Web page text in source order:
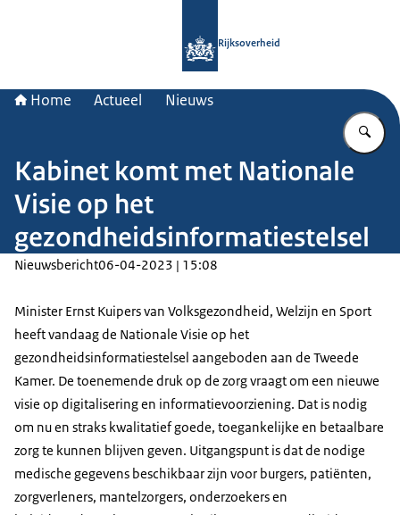
Rijksoverheid
Home Actueel Nieuws
Kabinet komt met Nationale
Visie op het
gezondheidsinformatiestelsel
Nieuwsbericht06-04-2023 | 15:08
Minister Ernst Kuipers van Volksgezondheid, Welzijn en Sport
heeft vandaag de Nationale Visie op het
gezondheidsinformatiestelsel aangeboden aan de Tweede
Kamer. De toenemende druk op de zorg vraagt om een nieuwe
visie op digitalisering en informatievoorziening. Dat is nodig
om nu en straks kwalitatief goede, toegankelijke en betaalbare
zorg te kunnen blijven geven. Uitgangspunt is dat de nodige
medische gegevens beschikbaar zijn voor burgers, patiënten,
zorgverleners, mantelzorgers, onderzoekers en